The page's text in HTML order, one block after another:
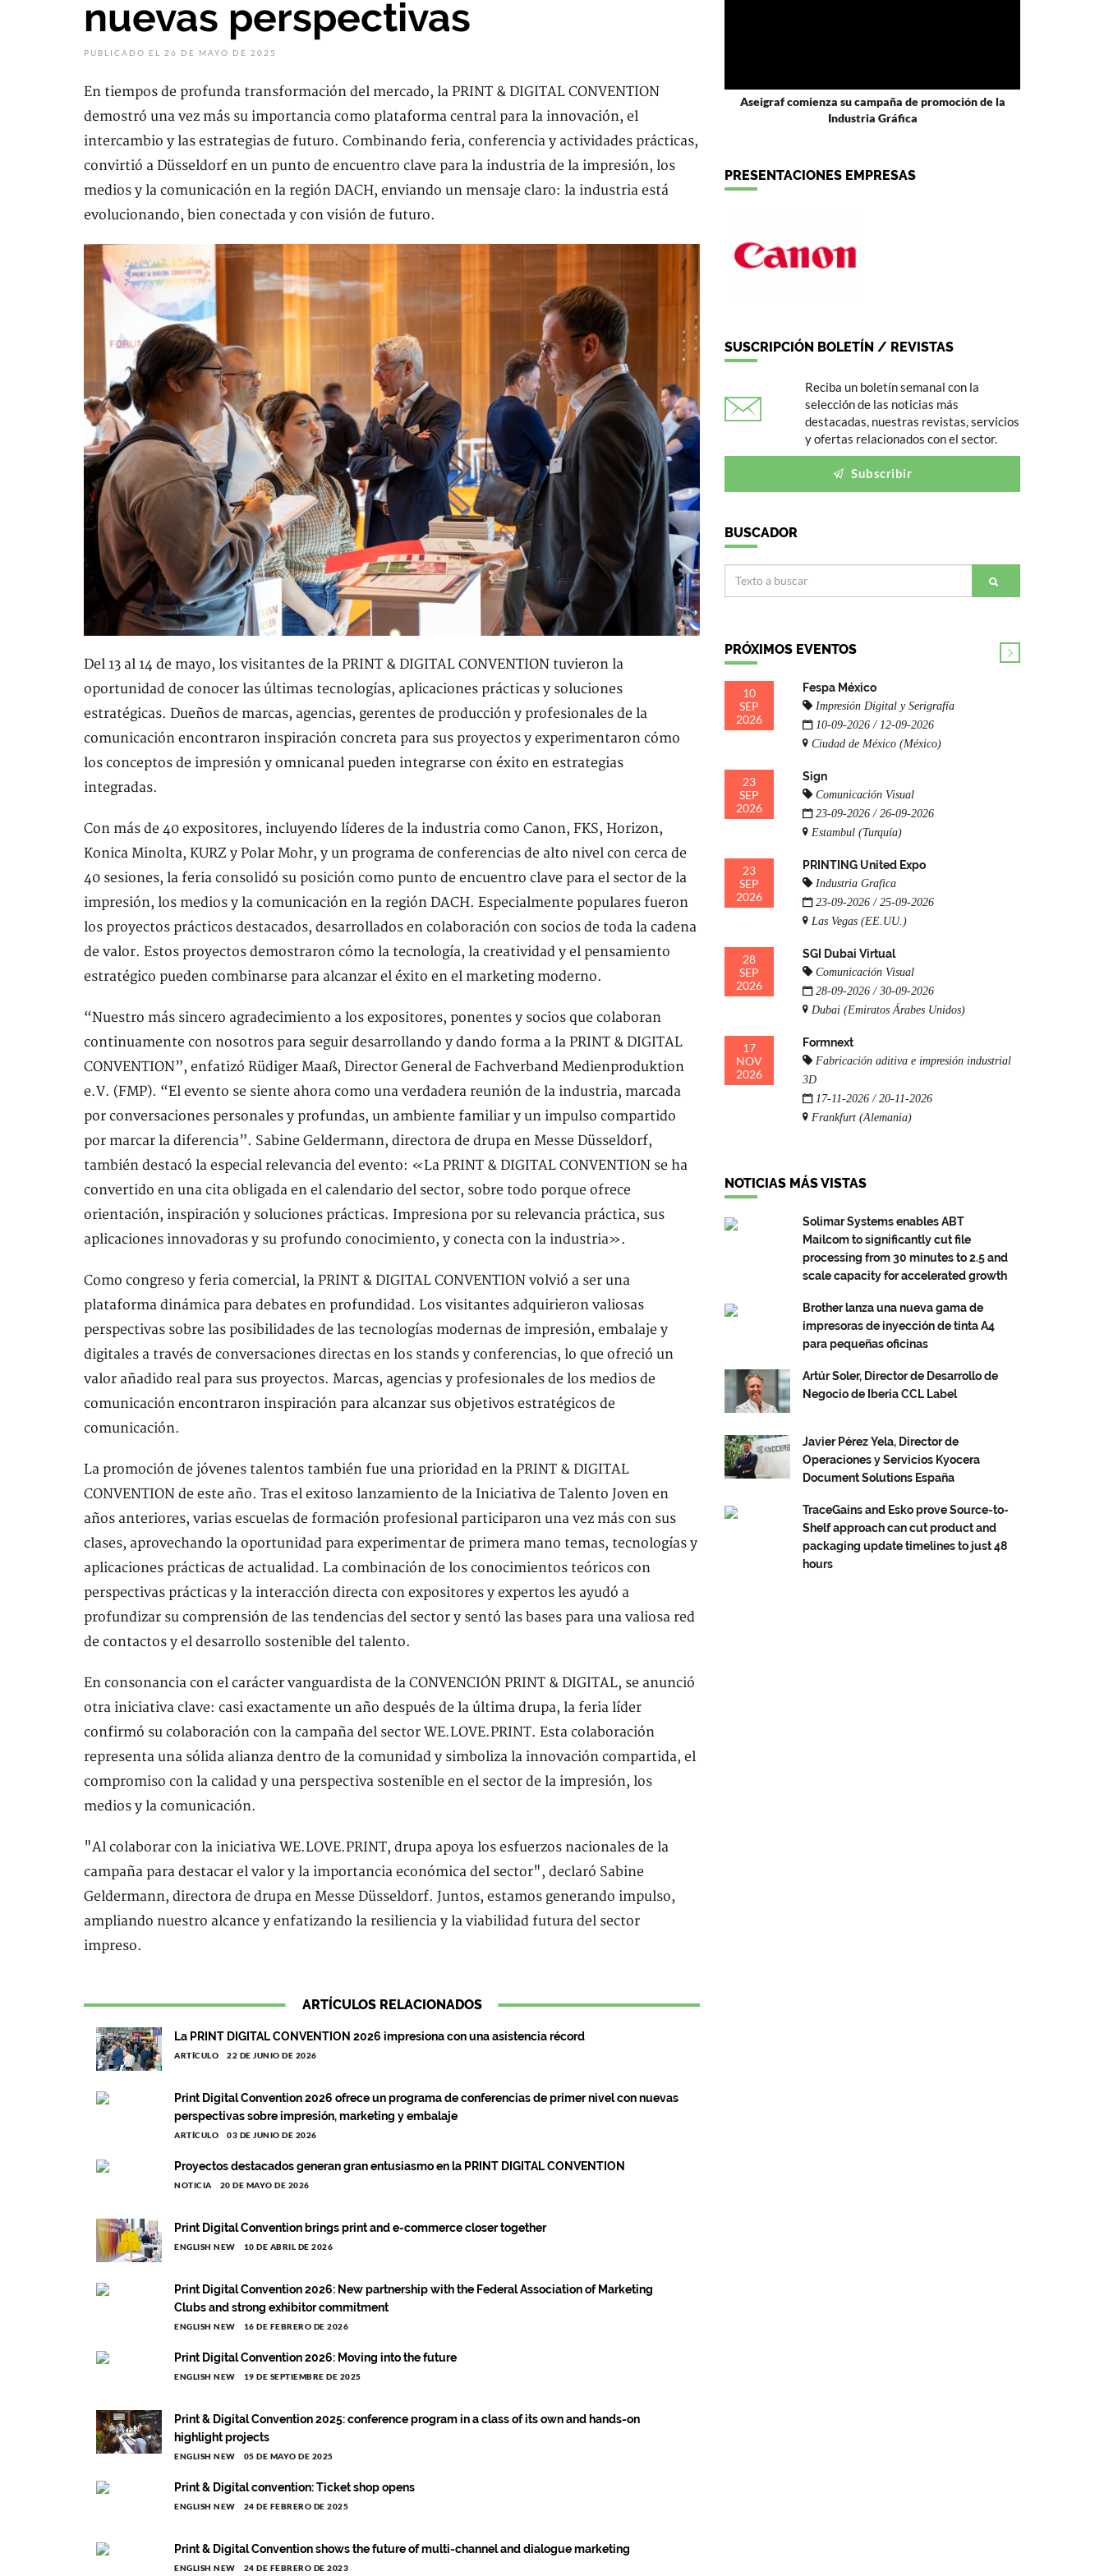
nuevas perspectivas
PUBLICADO EL 26 DE MAYO DE 2025
En tiempos de profunda transformación del mercado, la PRINT & DIGITAL CONVENTION
demostró una vez más su importancia como plataforma central para la innovación, el
intercambio y las estrategias de futuro. Combinando feria, conferencia y actividades prácticas,
convirtió a Düsseldorf en un punto de encuentro clave para la industria de la impresión, los
medios y la comunicación en la región DACH, enviando un mensaje claro: la industria está
evolucionando, bien conectada y con visión de futuro.
Del 13 al 14 de mayo, los visitantes de la PRINT & DIGITAL CONVENTION tuvieron la
oportunidad de conocer las últimas tecnologías, aplicaciones prácticas y soluciones
estratégicas. Dueños de marcas, agencias, gerentes de producción y profesionales de la
comunicación encontraron inspiración concreta para sus proyectos y experimentaron cómo
los conceptos de impresión y omnicanal pueden integrarse con éxito en estrategias
integradas.
Con más de 40 expositores, incluyendo líderes de la industria como Canon, FKS, Horizon,
Konica Minolta, KURZ y Polar Mohr, y un programa de conferencias de alto nivel con cerca de
40 sesiones, la feria consolidó su posición como punto de encuentro clave para el sector de la
impresión, los medios y la comunicación en la región DACH. Especialmente populares fueron
los proyectos prácticos destacados, desarrollados en colaboración con socios de toda la cadena
de valor. Estos proyectos demostraron cómo la tecnología, la creatividad y el pensamiento
estratégico pueden combinarse para alcanzar el éxito en el marketing moderno.
“Nuestro más sincero agradecimiento a los expositores, ponentes y socios que colaboran
continuamente con nosotros para seguir desarrollando y dando forma a la PRINT & DIGITAL
CONVENTION”, enfatizó Rüdiger Maaß, Director General de Fachverband Medienproduktion
e.V. (FMP). “El evento se siente ahora como una verdadera reunión de la industria, marcada
por conversaciones personales y profundas, un ambiente familiar y un impulso compartido
por marcar la diferencia”. Sabine Geldermann, directora de drupa en Messe Düsseldorf,
también destacó la especial relevancia del evento: «La PRINT & DIGITAL CONVENTION se ha
convertido en una cita obligada en el calendario del sector, sobre todo porque ofrece
orientación, inspiración y soluciones prácticas. Impresiona por su relevancia práctica, sus
aplicaciones innovadoras y su profundo conocimiento, y conecta con la industria».
Como congreso y feria comercial, la PRINT & DIGITAL CONVENTION volvió a ser una
plataforma dinámica para debates en profundidad. Los visitantes adquirieron valiosas
perspectivas sobre las posibilidades de las tecnologías modernas de impresión, embalaje y
digitales a través de conversaciones directas en los stands y conferencias, lo que ofreció un
valor añadido real para sus proyectos. Marcas, agencias y profesionales de los medios de
comunicación encontraron inspiración para alcanzar sus objetivos estratégicos de
comunicación.
La promoción de jóvenes talentos también fue una prioridad en la PRINT & DIGITAL
CONVENTION de este año. Tras el exitoso lanzamiento de la Iniciativa de Talento Joven en
años anteriores, varias escuelas de formación profesional participaron una vez más con sus
clases, aprovechando la oportunidad para experimentar de primera mano temas, tecnologías y
aplicaciones prácticas de actualidad. La combinación de los conocimientos teóricos con
perspectivas prácticas y la interacción directa con expositores y expertos les ayudó a
profundizar su comprensión de las tendencias del sector y sentó las bases para una valiosa red
de contactos y el desarrollo sostenible del talento.
En consonancia con el carácter vanguardista de la CONVENCIÓN PRINT & DIGITAL, se anunció
otra iniciativa clave: casi exactamente un año después de la última drupa, la feria líder
confirmó su colaboración con la campaña del sector WE.LOVE.PRINT. Esta colaboración
representa una sólida alianza dentro de la comunidad y simboliza la innovación compartida, el
compromiso con la calidad y una perspectiva sostenible en el sector de la impresión, los
medios y la comunicación.
"Al colaborar con la iniciativa WE.LOVE.PRINT, drupa apoya los esfuerzos nacionales de la
campaña para destacar el valor y la importancia económica del sector", declaró Sabine
Geldermann, directora de drupa en Messe Düsseldorf. Juntos, estamos generando impulso,
ampliando nuestro alcance y enfatizando la resiliencia y la viabilidad futura del sector
impreso.
ARTÍCULOS RELACIONADOS
La PRINT DIGITAL CONVENTION 2026 impresiona con una asistencia récord
ARTÍCULO 22 DE JUNIO DE 2026
Print Digital Convention 2026 ofrece un programa de conferencias de primer nivel con nuevas
perspectivas sobre impresión, marketing y embalaje
ARTÍCULO 03 DE JUNIO DE 2026
Proyectos destacados generan gran entusiasmo en la PRINT DIGITAL CONVENTION
NOTICIA 20 DE MAYO DE 2026
Print Digital Convention brings print and e-commerce closer together
ENGLISH NEW 10 DE ABRIL DE 2026
Print Digital Convention 2026: New partnership with the Federal Association of Marketing
Clubs and strong exhibitor commitment
ENGLISH NEW 16 DE FEBRERO DE 2026
Print Digital Convention 2026: Moving into the future
ENGLISH NEW 19 DE SEPTIEMBRE DE 2025
Print & Digital Convention 2025: conference program in a class of its own and hands-on
highlight projects
ENGLISH NEW 05 DE MAYO DE 2025
Print & Digital convention: Ticket shop opens
ENGLISH NEW 24 DE FEBRERO DE 2025
Print & Digital Convention shows the future of multi-channel and dialogue marketing
ENGLISH NEW 24 DE FEBRERO DE 2023
Aseigraf comienza su campaña de promoción de la
Industria Gráfica
PRESENTACIONES EMPRESAS
SUSCRIPCIÓN BOLETÍN / REVISTAS
Reciba un boletín semanal con la
selección de las noticias más
destacadas, nuestras revistas, servicios
y ofertas relacionados con el sector.
Subscribir
BUSCADOR
PRÓXIMOS EVENTOS
10
SEP
2026
Fespa México
Impresión Digital y Serigrafía
10-09-2026 / 12-09-2026
Ciudad de México (México)
23
SEP
2026
Sign
Comunicación Visual
23-09-2026 / 26-09-2026
Estambul (Turquía)
23
SEP
2026
PRINTING United Expo
Industria Grafica
23-09-2026 / 25-09-2026
Las Vegas (EE.UU.)
28
SEP
2026
SGI Dubai Virtual
Comunicación Visual
28-09-2026 / 30-09-2026
Dubai (Emiratos Árabes Unidos)
17
NOV
2026
Formnext
Fabricación aditiva e impresión industrial
3D
17-11-2026 / 20-11-2026
Frankfurt (Alemania)
NOTICIAS MÁS VISTAS
Solimar Systems enables ABT
Mailcom to significantly cut file
processing from 30 minutes to 2.5 and
scale capacity for accelerated growth
Brother lanza una nueva gama de
impresoras de inyección de tinta A4
para pequeñas oficinas
Artúr Soler, Director de Desarrollo de
Negocio de Iberia CCL Label
Javier Pérez Yela, Director de
Operaciones y Servicios Kyocera
Document Solutions España
TraceGains and Esko prove Source-to-
Shelf approach can cut product and
packaging update timelines to just 48
hours